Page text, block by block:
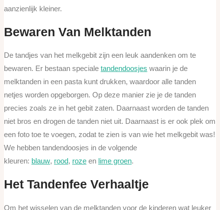
aanzienlijk kleiner.
Bewaren Van Melktanden
De tandjes van het melkgebit zijn een leuk aandenken om te
bewaren. Er bestaan speciale tandendoosjes waarin je de
melktanden in een pasta kunt drukken, waardoor alle tanden
netjes worden opgeborgen. Op deze manier zie je de tanden
precies zoals ze in het gebit zaten. Daarnaast worden de tanden
niet bros en drogen de tanden niet uit. Daarnaast is er ook plek om
een foto toe te voegen, zodat te zien is van wie het melkgebit was!
We hebben tandendoosjes in de volgende
kleuren: blauw, rood, roze en lime groen.
Het Tandenfee Verhaaltje
Om het wisselen van de melktanden voor de kinderen wat leuker